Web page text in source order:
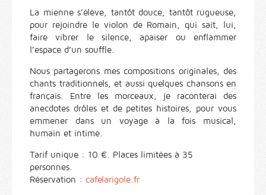
La mienne s’élève, tantôt douce, tantôt rugueuse,
pour rejoindre le violon de Romain, qui sait, lui,
faire vibrer le silence, apaiser ou enflammer
l’espace d’un souffle.
Nous partagerons mes compositions originales, des
chants traditionnels, et aussi quelques chansons en
français. Entre les morceaux, je raconterai des
anecdotes drôles et de petites histoires, pour vous
emmener dans un voyage à la fois musical,
humain et intime.
Tarif unique : 10 €. Places limitées à 35
personnes.
Réservation : cafelarigole.fr